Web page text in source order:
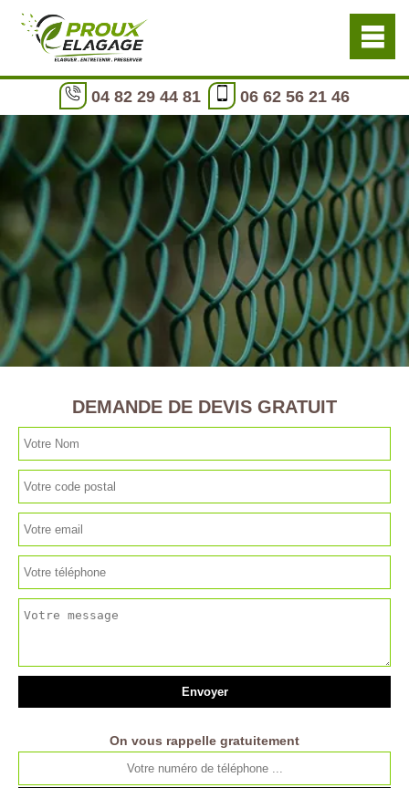
04 82 29 44 81 06 62 56 21 46
DEMANDE DE DEVIS GRATUIT
On vous rappelle gratuitement